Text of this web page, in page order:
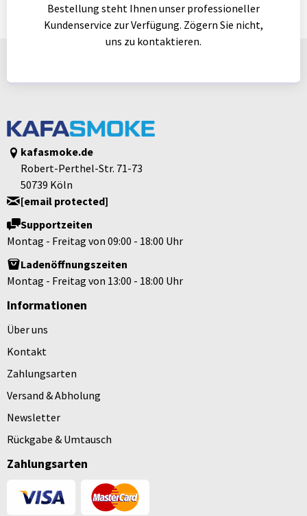
Bestellung steht Ihnen unser professioneller
Kundenservice zur Verfügung. Zögern Sie nicht,
uns zu kontaktieren.
kafasmoke.de
Robert-Perthel-Str. 71-73
50739 Köln
[email protected]
Supportzeiten
Montag - Freitag von 09:00 - 18:00 Uhr
Ladenöffnungszeiten
Montag - Freitag von 13:00 - 18:00 Uhr
Informationen
Über uns
Kontakt
Zahlungsarten
Versand & Abholung
Newsletter
Rückgabe & Umtausch
Zahlungsarten